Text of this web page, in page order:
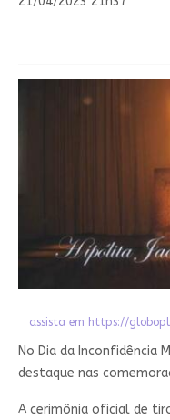
assista em https://
No Dia da Inconfidência
destaque nas
A cerimônia oficial de